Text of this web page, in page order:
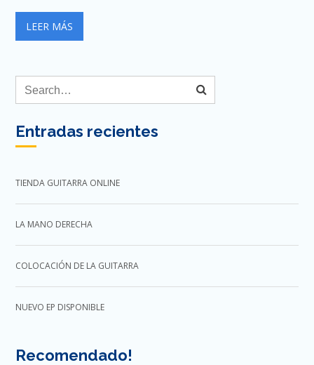
LEER MÁS
Entradas recientes
TIENDA GUITARRA ONLINE
LA MANO DERECHA
COLOCACIÓN DE LA GUITARRA
NUEVO EP DISPONIBLE
Recomendado!